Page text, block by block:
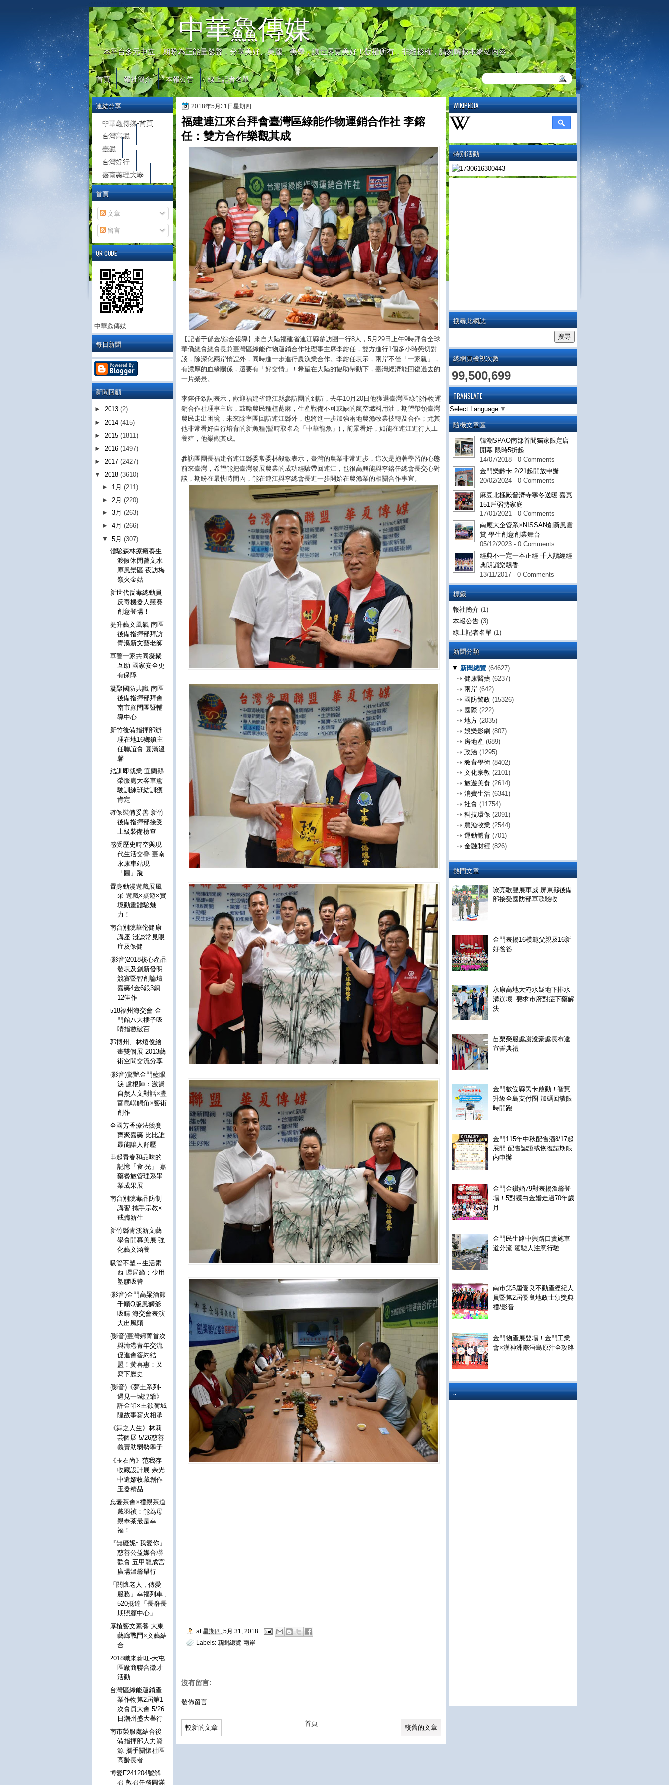
中華鱻傳媒
本平台多元中立，期盼為正能量發聲，分享美好、美麗、美學，讓世界更美好！版權所有，非經授權，請勿轉載本網站內容
首頁 報社簡介 本報公告 線上記者名單
WIKIPEDIA
特別活動
搜尋此網誌
總網頁檢視次數
99,500,699
TRANSLATE
Select Language ▼
隨機文章區
韓潮SPAO南部首間獨家限定店
開幕 限時5折起
14/07/2018 - 0 Comments
金門樂齡卡 2/21起開放申辦
20/02/2024 - 0 Comments
麻豆北極殿普濟寺寒冬送暖 嘉惠
151戶弱勢家庭
17/01/2021 - 0 Comments
南應大企管系×NISSAN創新風雲
賞 學生創意創業舞台
05/12/2023 - 0 Comments
經典不一定一本正經 千人讀經經
典朗誦樂飄香
13/11/2017 - 0 Comments
標籤
報社簡介 (1)
本報公告 (3)
線上記者名單 (1)
新聞分類
▼ 新聞總覽 (64627)
⇢ 健康醫藥 (6237)
⇢ 兩岸 (642)
⇢ 國防警政 (15326)
⇢ 國際 (222)
⇢ 地方 (2035)
⇢ 娛樂影劇 (807)
⇢ 房地產 (689)
⇢ 政治 (1295)
⇢ 教育學術 (8402)
⇢ 文化宗教 (2101)
⇢ 旅遊美食 (2614)
⇢ 消費生活 (6341)
⇢ 社會 (11754)
⇢ 科技環保 (2091)
⇢ 農漁牧業 (2544)
⇢ 運動體育 (701)
⇢ 金融財經 (826)
熱門文章
嘹亮歌聲展軍威 屏東縣後備
部接受國防部軍歌驗收
金門表揚16模範父親及16新
好爸爸
永康高地大淹水疑地下排水
溝崩壞 要求市府對症下藥解
決
苗栗榮服處謝浚豪處長布達
宣誓典禮
金門數位縣民卡啟動！智慧
升級全島支付圈 加碼回饋限
時開跑
金門115年中秋配售酒8/17起
展開 配售認證或恢復請期限
內申辦
金門金鑽婚79對表揚溫馨登
場！5對獲白金婚走過70年歲
月
金門民生路中興路口實施車
道分流 駕駛人注意行駛
南市第5屆優良不動產經紀人
員暨第2屆優良地政士頒獎典
禮/影音
金門物產展登場！金門工業
會×漢神洲際浯島原汁全攻略
..
2018年5月31日星期四
福建連江來台拜會臺灣區綠能作物運銷合作社 李鎔
任：雙方合作樂觀其成
【記者于郁金/綜合報導】來自大陸福建省連江縣參訪團一行8人，5月29日上午9時拜會全球
華僑總會總會長兼臺灣區綠能作物運銷合作社理事主席李鎔任，雙方進行1個多小時懇切對
談，除深化兩岸惰誼外，同時進一步進行農漁業合作。李鎔任表示，兩岸不僅「一家親」，
有濃厚的血緣關係，還要有「好交情」！希望在大陸的協助帶動下，臺灣經濟能回復過去的
一片榮景。
李鎔任致詞表示，歡迎福建省連江縣參訪團的到訪，去年10月20日他獲選臺灣區綠能作物運
銷合作社理事主席，鼓勵農民種植蓖麻，生產戰備不可或缺的航空燃料用油，期望帶領臺灣
農民走出困境，未來除率團回訪連江縣外，也將進一步加強兩地農漁牧業技轉及合作；尤其
他非常看好自行培育的新魚種(暫時取名為「中華龍魚」)，前景看好，如能在連江進行人工
養殖，他樂觀其成。
參訪團團長福建省連江縣委常委林毅敏表示，臺灣的農業非常進步，這次是抱著學習的心態
前來臺灣，希望能把臺灣發展農業的成功經驗帶回連江，也很高興能與李鎔任總會長交心對
談，期盼在最快時間內，能在連江與李總會長進一步開始在農漁業的相關合作事宜。
at 星期四, 5月 31, 2018
Labels: 新聞總覽-兩岸
沒有留言:
發佈留言
較新的文章 較舊的文章
首頁
連結分享
中華鱻傳媒-首頁
台灣高鐵
臺鐵
台灣好行
嘉南藥理大學
首頁
文章
留言
QR CODE
中華鱻傳媒
每日新聞
新聞回顧
► 2013 (2)
► 2014 (415)
► 2015 (1811)
► 2016 (1497)
► 2017 (2427)
▼ 2018 (3610)
► 1月(211)
► 2月(220)
►3月(263)
►4月(266)
▼5月(307)
體驗森林療癒養生
渡假休閒曾文水
庫風景區 夜訪梅
嶺火金姑
新世代反毒總動員
反毒機器人競賽
創意登場！
提升藝文風氣 南區
後備指揮部拜訪
青溪新文藝老師
軍警一家共同凝聚
互助 國家安全更
有保障
凝聚國防共識 南區
後備指揮部拜會
南市顧問團暨輔
導中心
新竹後備指揮部辦
理在地16鄉鎮主
任聯誼會 圓滿溫
馨
結訓即就業 宜蘭縣
榮服處大客車駕
駛訓練班結訓獲
肯定
確保裝備妥善 新竹
後備指揮部接受
上級裝備檢查
感受歷史時空與現
代生活交疊 臺南
永康車站現
「圖」蹤
置身動漫遊戲展風
采 遊戲×桌遊×實
境動畫體驗魅
力！
南台別院華佗健康
講座 淺談常見眼
症及保健
(影音)2018核心產品
發表及創新發明
競賽暨智創論壇
嘉藥4金6銀3銅
12佳作
518福州海交會 金
門館八大樓子吸
睛指數破百
郭博州、林熺俊繪
畫雙個展 2013藝
術空間交流分享
(影音)驚艷金門藍眼
淚 盧根陣：激盪
自然人文對話×豐
富島嶼觸角×藝術
創作
全國芳香療法競賽
齊聚嘉藥 比比誰
最能讓人舒壓
串起青春和品味的
記憶「食‧光」 嘉
藥餐旅管理系畢
業成果展
南台別院毒品防制
講習 攜手宗教×
戒癮新生
新竹縣青溪新文藝
學會開幕美展 強
化藝文涵養
吸管不塑～生活素
西 環局籲：少用
塑膠吸管
(影音)金門高粱酒節
千順Q版風獅爺
吸睛 海交會表演
大出風頭
(影音)臺灣婦菁首次
與渝港青年交流
促進會簽約結
盟！黃喜惠：又
寫下歷史
(影音)《夢土系列-
遇見一城隍爺》
許金印×王欲荷城
隍故事薪火相承
《舞之人生》林莉
芸個展 5/26慈善
義賣助弱勢學子
《玉石尚》范我存
收藏設計展 余光
中遺孀收藏創作
玉器精品
忘憂茶會×禮親茶道
戴羽禎：能為母
親奉茶最是幸
福！
『無礙妮~我愛你』
慈善公益媒合聯
歡會 五甲龍成宮
廣場溫馨舉行
「關懷老人 , 傳愛
服務」幸福列車 ,
520抵達「長群長
期照顧中心」
厚植藝文素養 大東
藝廊戰鬥×文藝結
合
2018職來薪旺-大屯
區廠商聯合徵才
活動
台灣區綠能運銷產
業作物第2屆第1
次會員大會 5/26
日潮州盛大舉行
南市榮服處結合後
備指揮部人力資
源 攜手關懷社區
高齡長者
博愛F241204號解
召 教召任務圓滿